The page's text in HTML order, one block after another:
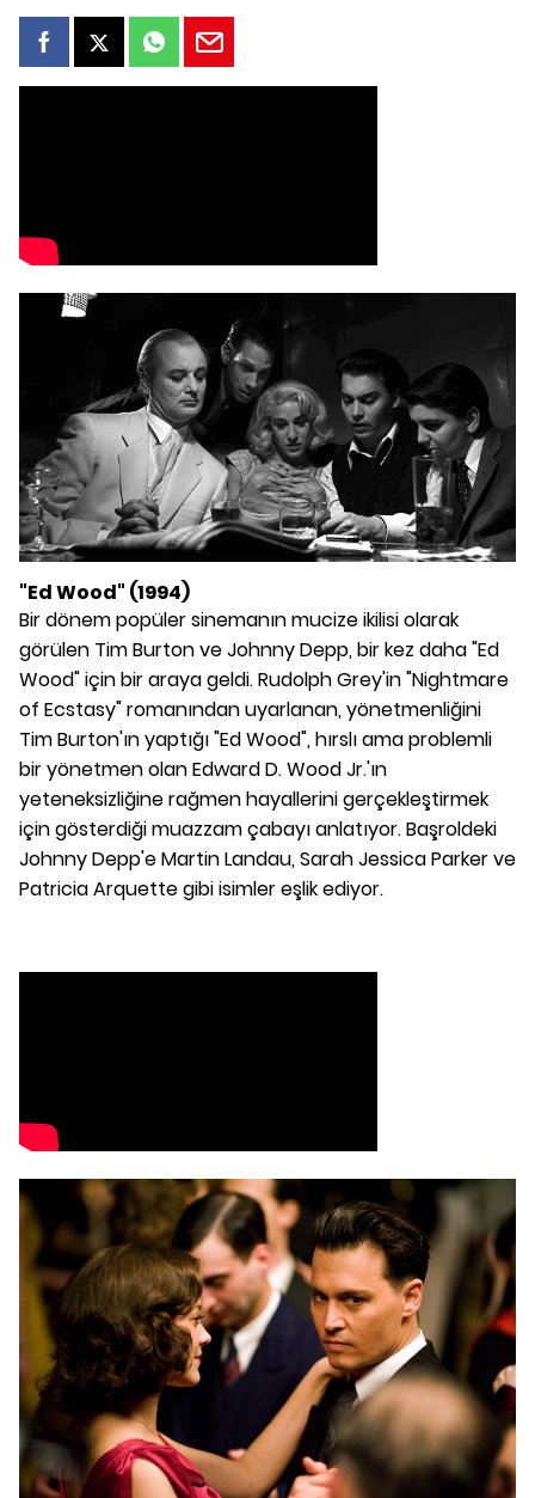
"Ed Wood" (1994)
Bir dönem popüler sinemanın mucize ikilisi olarak
görülen Tim Burton ve Johnny Depp, bir kez daha "Ed
Wood" için bir araya geldi. Rudolph Grey'in "Nightmare
of Ecstasy" romanından uyarlanan, yönetmenliğini
Tim Burton'ın yaptığı "Ed Wood", hırslı ama problemli
bir yönetmen olan Edward D. Wood Jr.'ın
yeteneksizliğine rağmen hayallerini gerçekleştirmek
için gösterdiği muazzam çabayı anlatıyor. Başroldeki
Johnny Depp'e Martin Landau, Sarah Jessica Parker ve
Patricia Arquette gibi isimler eşlik ediyor.